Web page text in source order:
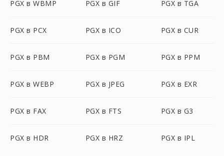
PGX в WBMP PGX в GIF PGX в TGA
PGX в PCX PGX в ICO PGX в CUR
PGX в PBM PGX в PGM PGX в PPM
PGX в WEBP PGX в JPEG PGX в EXR
PGX в FAX PGX в FTS PGX в G3
PGX в HDR PGX в HRZ PGX в IPL